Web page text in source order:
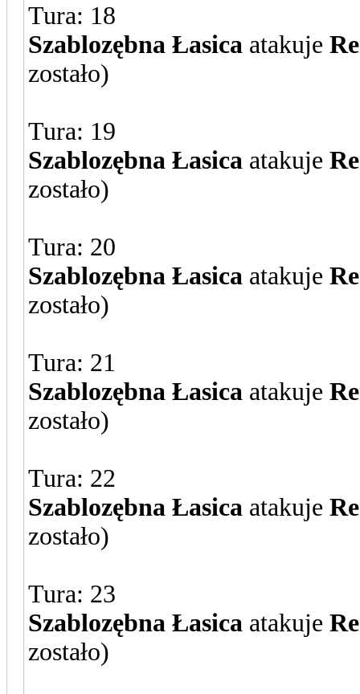
Tura: 18
Szablozębna Łasica atakuje
zostało)
Tura: 19
Szablozębna Łasica atakuje
zostało)
Tura: 20
Szablozębna Łasica atakuje
zostało)
Tura: 21
Szablozębna Łasica atakuje
zostało)
Tura: 22
Szablozębna Łasica atakuje
zostało)
Tura: 23
Szablozębna Łasica atakuje
zostało)